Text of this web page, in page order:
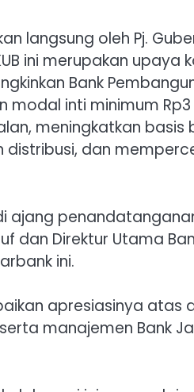
langsung oleh Pj.
ini merupakan
Bank
inti minimum
meningkatkan basis
distribusi, dan
ajang
dan Direktur Utama
ini.
apresiasinya atas
manajemen Bank